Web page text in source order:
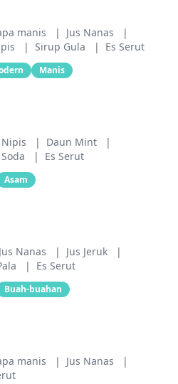
manis | Jus Nanas
|
| Sirup Gula | Es Serut
Manis
Nipis | Daun Mint
|
| Es Serut
Asam
Jus Nanas | Jus Jeruk
|
| Es Serut
Buah-buahan
manis | Jus Nanas
|